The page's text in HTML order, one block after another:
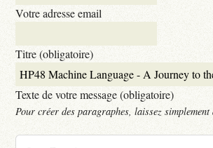
Votre adresse email
Titre (obligatoire)
Texte de votre message (obligatoire)
Pour créer des paragraphes, laissez simplement